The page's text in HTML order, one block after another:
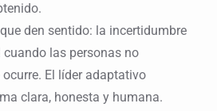
den sentido: la incertidumbre
cuando las personas no
El líder adaptativo
clara, honesta y humana.